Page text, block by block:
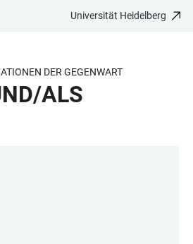
Universität Heidelberg
DER GEGENWART
ALS